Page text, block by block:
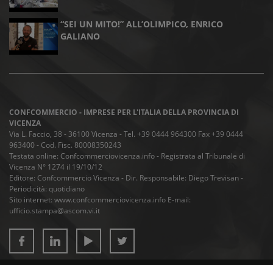
“SEI UN MITO!” ALL’OLIMPICO, ENRICO
GALIANO
CONFCOMMERCIO - IMPRESE PER L'ITALIA DELLA PROVINCIA DI
VICENZA
Via L. Faccio, 38 - 36100 Vicenza - Tel. +39 0444 964300 Fax +39 0444
963400 - Cod. Fisc. 80008350243
Testata online: Confcommerciovicenza.info - Registrata al Tribunale di
Vicenza N° 1274 il 19/10/12
Editore: Confcommercio Vicenza - Dir. Responsabile: Diego Trevisan -
Periodicità: quotidiano
Sito internet: www.confcommerciovicenza.info E-mail:
ufficio.stampa@ascom.vi.it